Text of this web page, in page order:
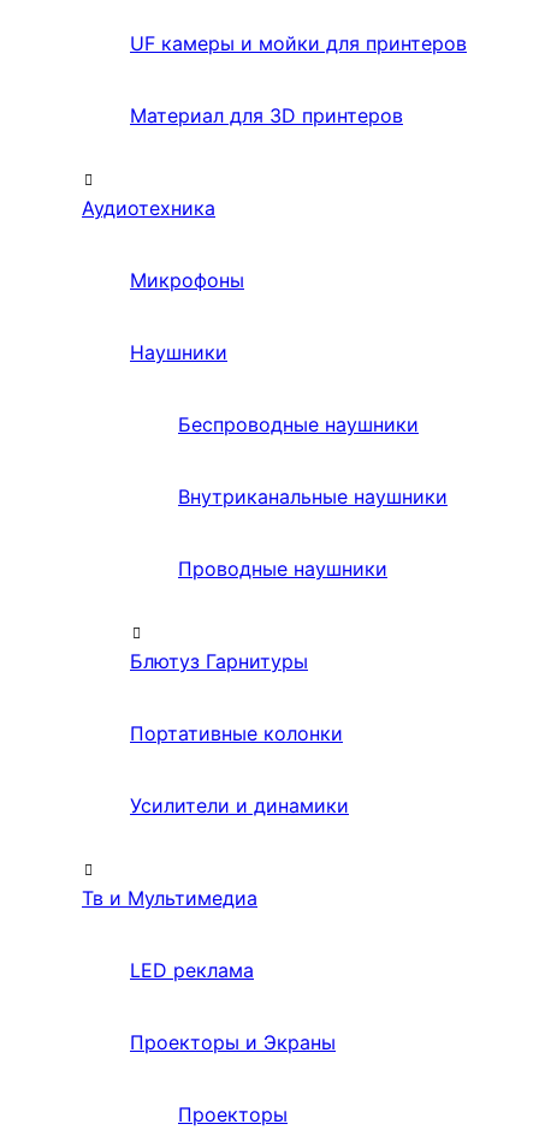
UF камеры и мойки для принтеров
Материал для 3D принтеров
Аудиотехника
Микрофоны
Наушники
Беспроводные наушники
Внутриканальные наушники
Проводные наушники
Блютуз Гарнитуры
Портативные колонки
Усилители и динамики
Тв и Мультимедиа
LED реклама
Проекторы и Экраны
Проекторы